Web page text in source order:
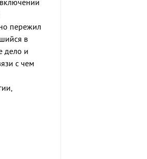
пережил
в
дело и
с чем